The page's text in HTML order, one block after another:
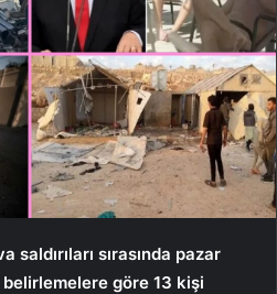
saldırıları sırasında pazar
göre 13 kişi